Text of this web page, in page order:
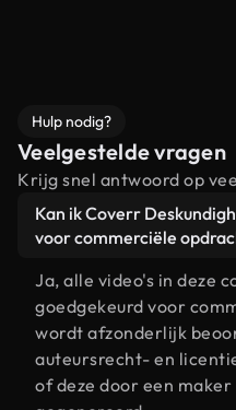
Hulp nodig?
Veelgestelde vragen
Krijg snel antwoord op
Kan ik Coverr
voor commerciële
Ja, alle video's in deze
goedgekeurd voor
wordt afzonderlijk
auteursrecht- en
of deze door een